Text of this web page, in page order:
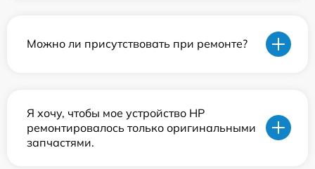
Можно ли присутствовать при ремонте?
Я хочу, чтобы мое устройство HP
ремонтировалось только оригинальными
запчастями.